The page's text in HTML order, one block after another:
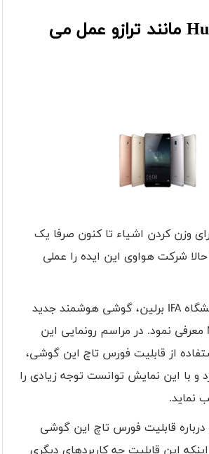
Huawei Mate S مانند ترازو عمل می
وزن کردن اشیاء تا کنون صرفا یک
حالا شرکت هواوی این ایده را عملی
IFA برلین، گوشی هوشمند جدید
معرفی نمود. در مراسم رونمایی این
از قابلیت فورس تاچ این گوشی،
و با این نمایش توانست توجه زیادی را
نماید.
درباره قابلیت فورس تاچ این گوشی
این قابلیت چه کاربردهای دیگری